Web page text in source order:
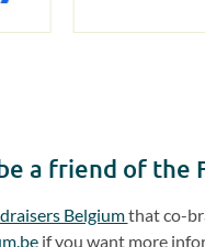
a friend of the
Belgiumthat co-
if you want more